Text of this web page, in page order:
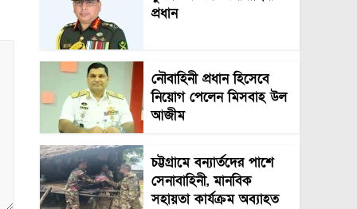
প্রধান
নৌবাহিনী প্রধান হিসেবে
নিয়োগ পেলেন মিসবাহ উল
আজীম
চট্টগ্রামে বন্যার্তদের পাশে
সেনাবাহিনী, মানবিক
সহায়তা কার্যক্রম অব্যাহত